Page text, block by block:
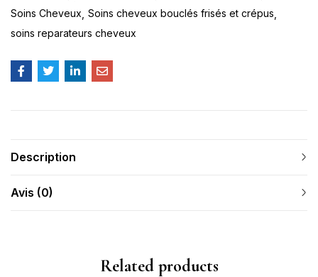
Soins Cheveux Soins cheveux bouclés frisés et crépus
soins reparateurs cheveux
Description
Avis (0)
Related products